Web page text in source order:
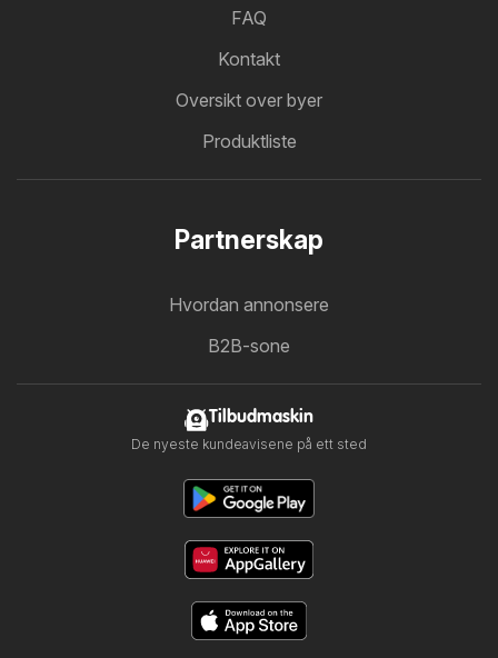
FAQ
Kontakt
Oversikt over byer
Produktliste
Partnerskap
Hvordan annonsere
B2B-sone
Tilbudmaskin
De nyeste kundeavisene på ett sted